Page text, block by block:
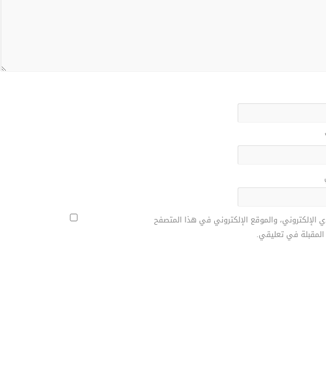
الإلكتروني، والموقع الإلكتروني في هذا المتصفح
المقبلة في تعليقي.